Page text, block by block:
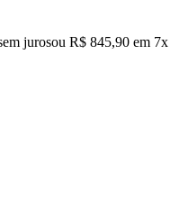
jurosou R$ 845,90 em 7x